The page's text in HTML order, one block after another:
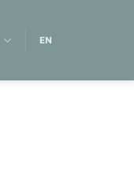
EN